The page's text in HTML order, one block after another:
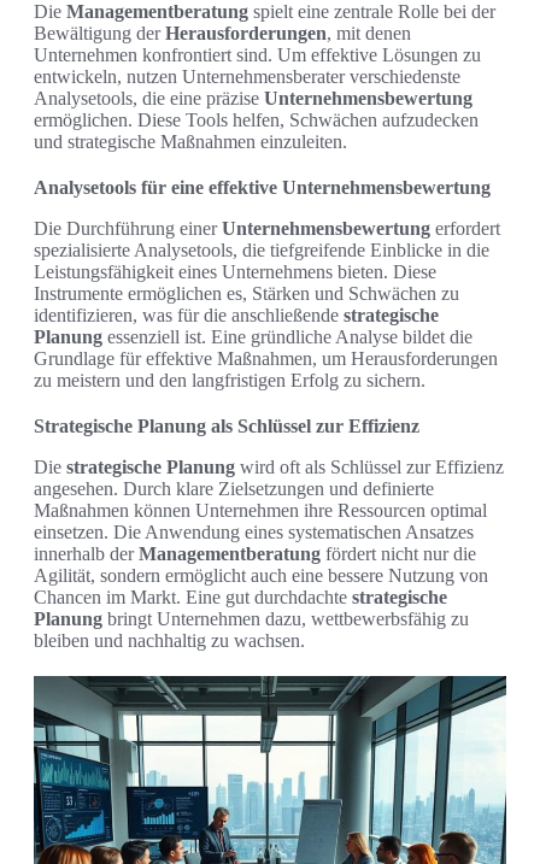
Die Managementberatung spielt eine zentrale Rolle bei der
Bewältigung derHerausforderungen, mit denen
Unternehmen konfrontiert sind. Um effektive Lösungen zu
entwickeln, nutzen Unternehmensberater verschiedenste
Analysetools, die eine präzise Unternehmensbewertung
ermöglichen. Diese Tools helfen, Schwächen aufzudecken
und strategische Maßnahmen einzuleiten.
Analysetools für eine effektive Unternehmensbewertung
Die Durchführung einerUnternehmensbewertung erfordert
spezialisierte Analysetools, die tiefgreifende Einblicke in die
Leistungsfähigkeit eines Unternehmens bieten. Diese
Instrumente ermöglichen es, Stärken und Schwächen zu
identifizieren, was für die anschließende strategische
Planung essenziell ist. Eine gründliche Analyse bildet die
Grundlage für effektive Maßnahmen, um Herausforderungen
zu meistern und den langfristigen Erfolg zu sichern.
Strategische Planung als Schlüssel zur Effizienz
Die strategische Planung wird oft als Schlüssel zur Effizienz
angesehen. Durch klare Zielsetzungen und definierte
Maßnahmen können Unternehmen ihre Ressourcen optimal
einsetzen. Die Anwendung eines systematischen Ansatzes
innerhalb derManagementberatung fördert nicht nur die
Agilität, sondern ermöglicht auch eine bessere Nutzung von
Chancen im Markt. Eine gut durchdachte strategische
Planung bringt Unternehmen dazu, wettbewerbsfähig zu
bleiben und nachhaltig zu wachsen.